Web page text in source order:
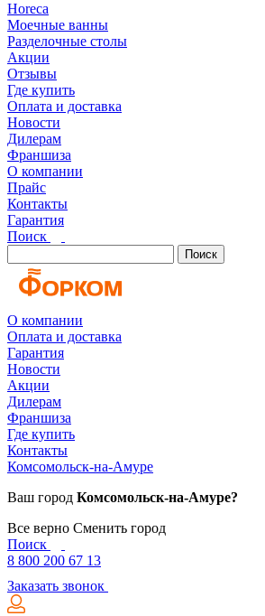
Horeca
Моечные ванны
Разделочные столы
Акции
Отзывы
Где купить
Оплата и доставка
Новости
Дилерам
Франшиза
О компании
Прайс
Контакты
Гарантия
Поиск
Поиск
О компании
Оплата и доставка
Гарантия
Новости
Акции
Дилерам
Франшиза
Где купить
Контакты
Комсомольск-на-Амуре
Ваш город Комсомольск-на-Амуре?
Все верно Сменить город
Поиск
8 800 200 67 13
Заказать звонок